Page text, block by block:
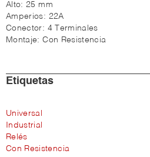
Alto:25 mm
Amperios: 22A
Conector: 4 Terminales
Montaje:Con Resistencia
Etiquetas
Universal
Industrial
Relés
Con Resistencia